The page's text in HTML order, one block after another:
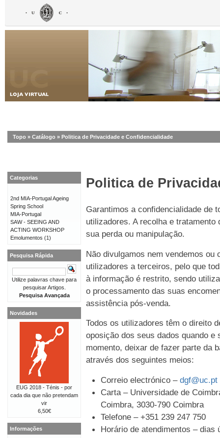
Topo » Catálogo » Politica de Privacidade e Confidencialidade
Politica de
Garantimos a confidencialidade de
utilizadores. A recolha e
sua perda ou manipulação.
Não divulgamos nem vendemos
utilizadores a terceiros, pelo que
à informação é restrito, sendo
o processamento das suas
assistência pós-venda.
Todos os utilizadores têm o direito
oposição dos seus dados quando e
momento, deixar de fazer parte da
através dos seguintes meios:
Correio electrónico – dgf@uc.pt
Carta – Universidade de
Coimbra, 3030-790 Coimbra
Telefone – +351 239 247 750
Horário de atendimentos – dias
Categorias
2nd MIA-Portugal Ageing
Spring School
MIA-Portugal
SAW - SEEING AND
ACTING WORKSHOP
Emolumentos (1)
Pesquisa Rápida
Utilize palavras chave para
pesquisar Artigos.
Pesquisa Avançada
Novidades
EUG 2018 - Ténis - por
cada dia que não pretendam
vir
6,50€
Informações